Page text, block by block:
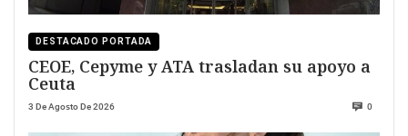
DESTACADO PORTADA
CEOE, Cepyme y ATA trasladan su apoyo a
Ceuta
3 De Agosto De 2026 0